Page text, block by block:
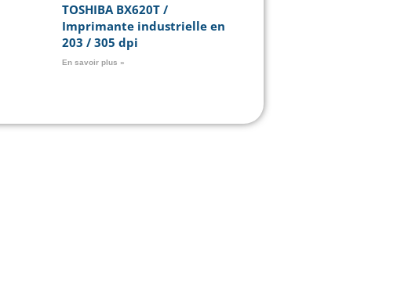
TOSHIBA BX620T /
Imprimante industrielle en
203 / 305 dpi
En savoir plus »